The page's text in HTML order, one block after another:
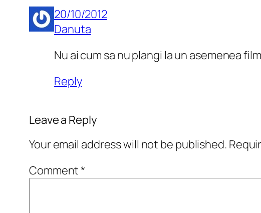
20/10/2012
Danuta
Nu ai cum sa nu plangi la un asemenea
Reply
Leave a Reply
Your email address will not be published.
Comment*